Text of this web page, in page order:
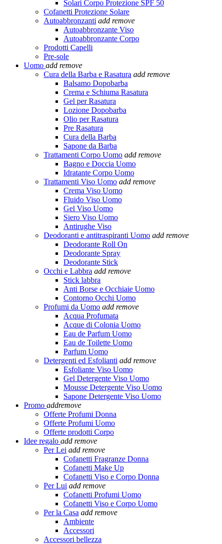
Solari Corpo Protezione SPF 50
Cofanetti Protezione Solare
Autoabbronzanti add remove
Autoabbronzante Viso
Autoabbronzante Corpo
Prodotti Capelli
Pre-sole
Uomo add remove
Cura della Barba e Rasatura add remove
Balsamo Dopobarba
Crema e Schiuma Rasatura
Gel per Rasatura
Lozione Dopobarba
Olio per Rasatura
Pre Rasatura
Cura della Barba
Sapone da Barba
Trattamenti Corpo Uomo add remove
Bagno e Doccia Uomo
Idratante Corpo Uomo
Trattamenti Viso Uomo add remove
Crema Viso Uomo
Fluido Viso Uomo
Gel Viso Uomo
Siero Viso Uomo
Antirughe Viso
Deodoranti e antitraspiranti Uomo add remove
Deodorante Roll On
Deodorante Spray
Deodorante Stick
Occhi e Labbra add remove
Stick labbra
Anti Borse e Occhiaie Uomo
Contorno Occhi Uomo
Profumi da Uomo add remove
Acqua Profumata
Acque di Colonia Uomo
Eau de Parfum Uomo
Eau de Toilette Uomo
Parfum Uomo
Detergenti ed Esfolianti add remove
Esfoliante Viso Uomo
Gel Detergente Viso Uomo
Mousse Detergente Viso Uomo
Sapone Detergente Viso Uomo
Promo addremove
Offerte Profumi Donna
Offerte Profumi Uomo
Offerte prodotti Corpo
Idee regalo add remove
Per Lei add remove
Cofanetti Fragranze Donna
Cofanetti Make Up
Cofanetti Viso e Corpo Donna
Per Lui add remove
Cofanetti Profumi Uomo
Cofanetti Viso e Corpo Uomo
Per la Casa add remove
Ambiente
Accessori
Accessori bellezza